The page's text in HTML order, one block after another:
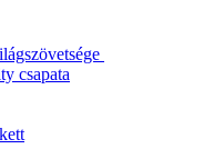
csapata